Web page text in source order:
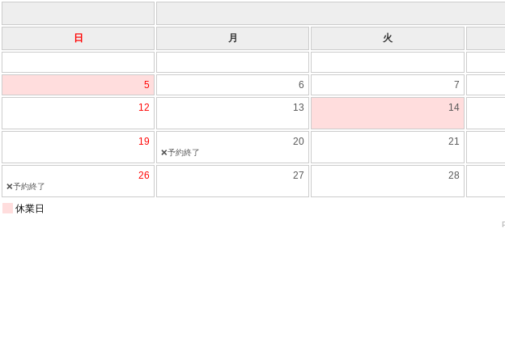
日 月 火
5
6 7
12
13 14
19 20
❌予約終了
21
26
❌予約終了
27 28
休業日